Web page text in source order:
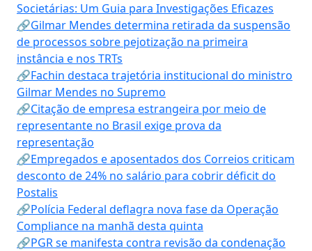
Societárias: Um Guia para Investigações Eficazes
🔗Gilmar Mendes determina retirada da suspensão
de processos sobre pejotização na primeira
instância e nos TRTs
🔗Fachin destaca trajetória institucional do ministro
Gilmar Mendes no Supremo
🔗Citação de empresa estrangeira por meio de
representante no Brasil exige prova da
representação
🔗Empregados e aposentados dos Correios criticam
desconto de 24% no salário para cobrir déficit do
Postalis
🔗Polícia Federal deflagra nova fase da Operação
Compliance na manhã desta quinta
🔗PGR se manifesta contra revisão da condenação